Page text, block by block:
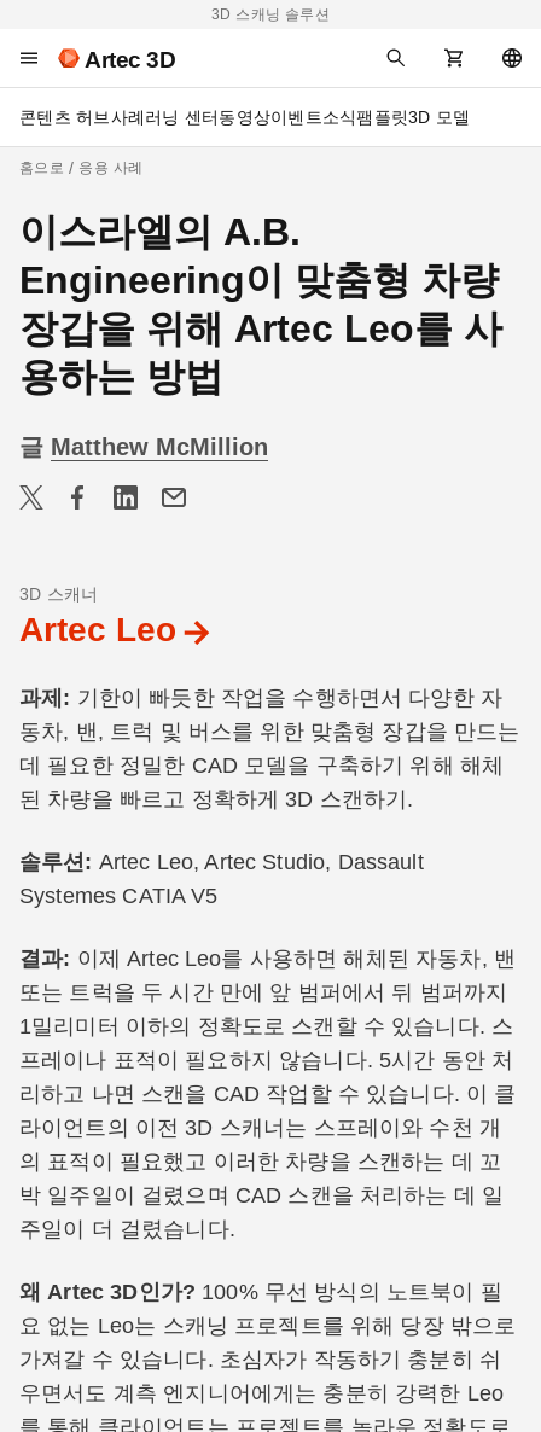
3D 스캐닝 솔루션
Artec 3D
콘텐츠 허브사례러닝 센터동영상이벤트소식팸플릿3D 모델
홈으로 응용 사례
이스라엘의 A.B.
Engineering이 맞춤형 차량
장갑을 위해 Artec Leo를 사
용하는 방법
글 Matthew McMillion
3D 스캐너
Artec Leo
과제 : 기한이 빠듯한 작업을 수행하면서 다양한 자
동차, 밴, 트럭 및 버스를 위한 맞춤형 장갑을 만드는
데 필요한 정밀한 CAD 모델을 구축하기 위해 해체
된 차량을 빠르고 정확하게 3D 스캔하기.
솔루션: Artec Leo, Artec Studio, Dassault
Systemes CATIA V5
결과: 이제 Artec Leo를 사용하면 해체된 자동차, 밴
또는 트럭을 두 시간 만에 앞 범퍼에서 뒤 범퍼까지
1밀리미터 이하의 정확도로 스캔할 수 있습니다. 스
프레이나 표적이 필요하지 않습니다. 5시간 동안 처
리하고 나면 스캔을 CAD 작업할 수 있습니다. 이 클
라이언트의 이전 3D 스캐너는 스프레이와 수천 개
의 표적이 필요했고 이러한 차량을 스캔하는 데 꼬
박 일주일이 걸렸으며 CAD 스캔을 처리하는 데 일
주일이 더 걸렸습니다.
왜 Artec 3D인가? 100% 무선 방식의 노트북이 필
요 없는 Leo는 스캐닝 프로젝트를 위해 당장 밖으로
가져갈 수 있습니다. 초심자가 작동하기 충분히 쉬
우면서도 계측 엔지니어에게는 충분히 강력한 Leo
를 통해 클라이언트는 프로젝트를 놀라운 정확도로